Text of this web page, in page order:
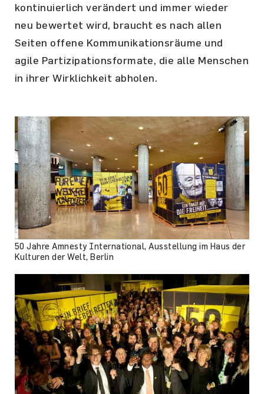
kontinuierlich verändert und immer wieder
neu bewertet wird, braucht es nach allen
Seiten offene Kommunikationsräume und
agile Partizipationsformate, die alle Menschen
in ihrer Wirklichkeit abholen.
50 Jahre Amnesty International, Ausstellung im Haus der
Kulturen der Welt, Berlin